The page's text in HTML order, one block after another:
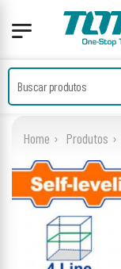
Home Produtos